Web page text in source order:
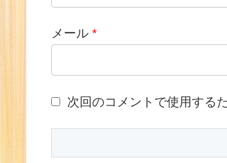
メール *
次回のコメントで使用する